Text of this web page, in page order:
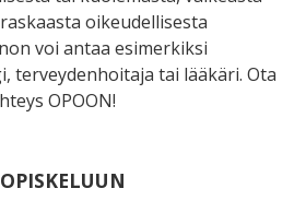
oikeudellisesta
voi antaa esimerkiksi
terveydenhoitaja tai lääkäri. Ota
OPOON!